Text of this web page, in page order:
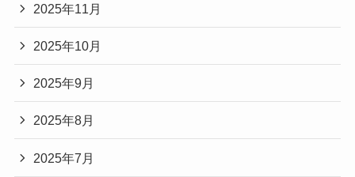
2025年11月
2025年10月
2025年9月
2025年8月
2025年7月